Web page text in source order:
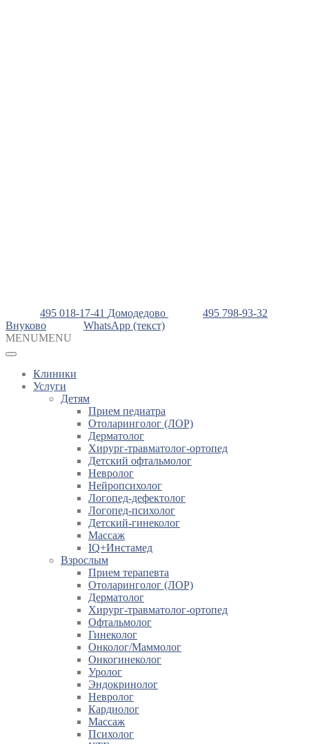
495 018-17-41 Домодедово
495 798-93-32
Внуково
WhatsApp (текст)
MENUMENU
Клиники
Услуги
Детям
Прием педиатра
Отоларинголог (ЛОР)
Дерматолог
Хирург-травматолог-ортопед
Детский офтальмолог
Невролог
Нейропсихолог
Логопед-дефектолог
Логопед-психолог
Детский-гинеколог
Массаж
IQ+Инстамед
Взрослым
Прием терапевта
Отоларинголог (ЛОР)
Дерматолог
Хирург-травматолог-ортопед
Офтальмолог
Гинеколог
Онколог/Маммолог
Онкогинеколог
Уролог
Эндокринолог
Невролог
Кардиолог
Массаж
Психолог